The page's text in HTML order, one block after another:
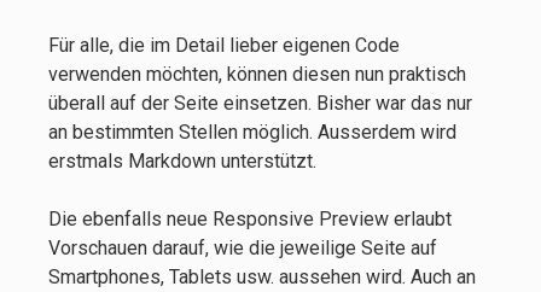
Für alle, die im Detail lieber eigenen Code
verwenden möchten, können diesen nun praktisch
überall auf der Seite einsetzen. Bisher war das nur
an bestimmten Stellen möglich. Ausserdem wird
erstmals Markdown unterstützt.
Die ebenfalls neue Responsive Preview erlaubt
Vorschauen darauf, wie die jeweilige Seite auf
Smartphones, Tablets usw. aussehen wird. Auch an